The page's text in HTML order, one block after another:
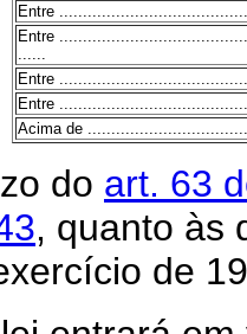
Entre
Entre
Entre
Entre
Acima de
do art. 63
, quanto às
de